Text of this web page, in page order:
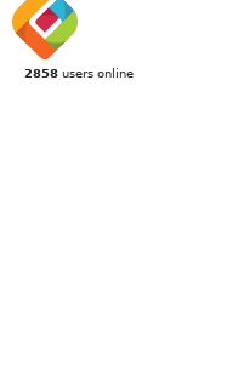
2858 users online